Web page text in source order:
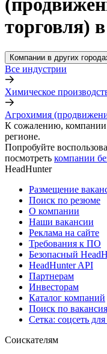
торговля)
Компании в других
Все индустрии
Химическое
Агрохимия
К сожалению,
регионе.
Попробуйте
посмотреть компании
HeadHunter
Размещение
Поиск по резюме
О компании
Наши вакансии
Реклама на сайте
Требования к ПО
Безопасный
HeadHunter API
Партнерам
Инвесторам
Каталог компаний
Поиск по
Сетка: соцсеть
Соискателям